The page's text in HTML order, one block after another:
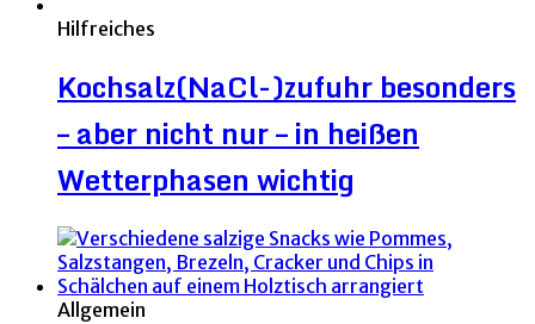
Hilfreiches
Kochsalz(NaCl-)zufuhr besonders
– aber nicht nur – in heißen
Wetterphasen wichtig
Allgemein